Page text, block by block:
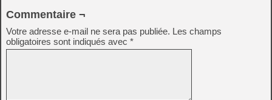
Commentaire ¬
Votre adresse e-mail ne sera pas publiée. Les champs
obligatoires sont indiqués avec *